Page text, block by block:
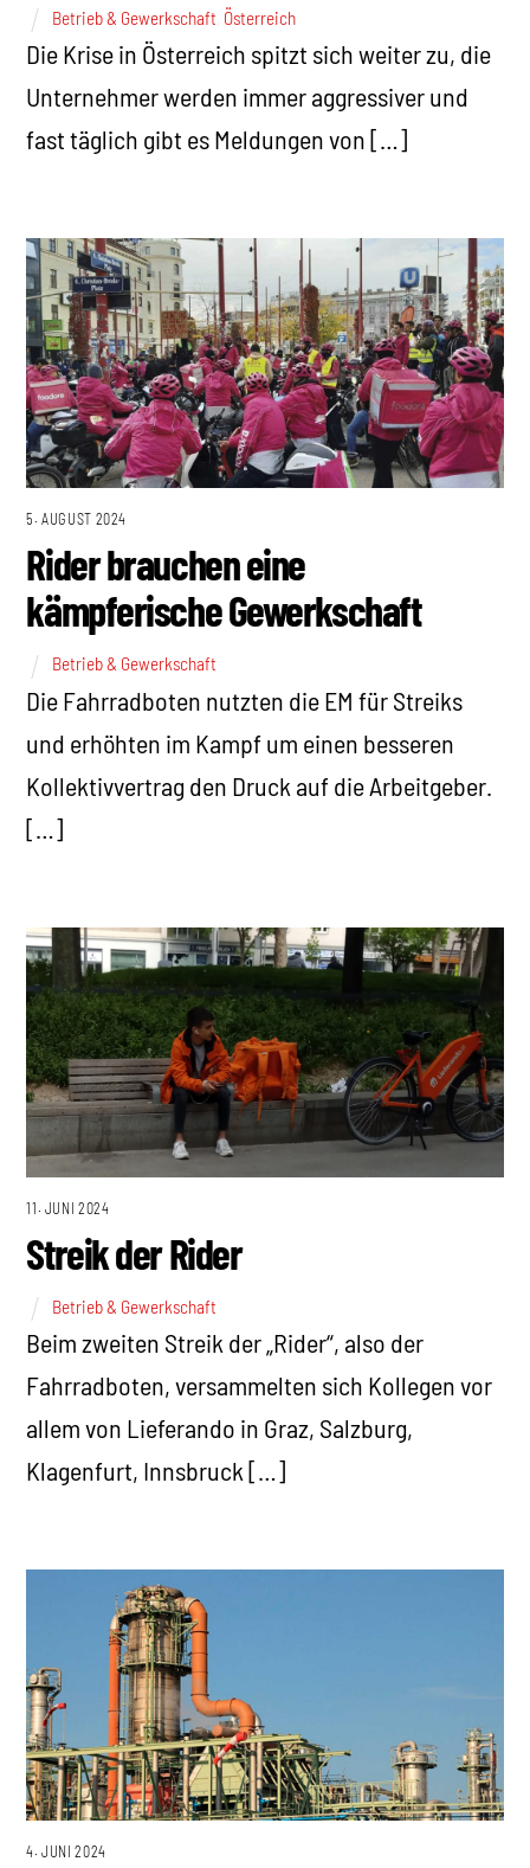
Betrieb & Gewerkschaft Österreich
Die Krise in Österreich spitzt sich weiter zu, die
Unternehmer werden immer aggressiver und
fast täglich gibt es Meldungen von […]
5. AUGUST 2024
Rider brauchen eine
kämpferische Gewerkschaft
Betrieb & Gewerkschaft
Die Fahrradboten nutzten die EM für Streiks
und erhöhten im Kampf um einen besseren
Kollektivvertrag den Druck auf die Arbeitgeber.
[…]
11. JUNI 2024
Streik der Rider
Betrieb & Gewerkschaft
Beim zweiten Streik der „Rider“, also der
Fahrradboten, versammelten sich Kollegen vor
allem von Lieferando in Graz, Salzburg,
Klagenfurt, Innsbruck […]
4. JUNI 2024